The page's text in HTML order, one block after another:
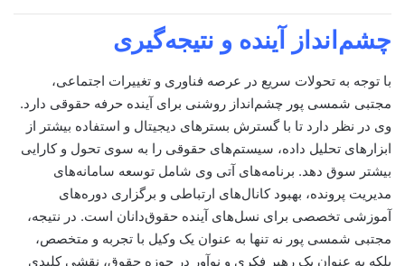
چشم‌انداز آینده و نتیجه‌گیری
با توجه به تحولات سریع در عرصه فناوری و تغییرات اجتماعی،
مجتبی شمسی پور چشم‌انداز روشنی برای آینده حرفه حقوقی دارد.
وی در نظر دارد تا با گسترش بسترهای دیجیتال و استفاده بیشتر از
ابزارهای تحلیل داده، سیستم‌های حقوقی را به سوی تحول و کارایی
بیشتر سوق دهد. برنامه‌های آتی وی شامل توسعه سامانه‌های
مدیریت پرونده، بهبود کانال‌های ارتباطی و برگزاری دوره‌های
آموزشی تخصصی برای نسل‌های آینده حقوق‌دانان است. در نتیجه،
مجتبی شمسی پور نه تنها به عنوان یک وکیل با تجربه و متخصص،
بلکه به عنوان یک رهبر فکری و نوآور در حوزه حقوق، نقشی کلیدی